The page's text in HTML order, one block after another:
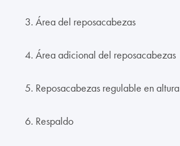
Área del reposacabezas
Área adicional del reposacabezas
Reposacabezas regulable en altura
Respaldo